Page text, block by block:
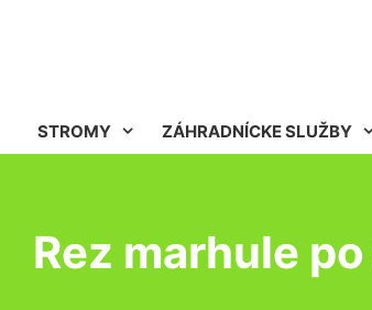
STROMY ZÁHRADNÍCKE SLUŽBY
Rez marhule